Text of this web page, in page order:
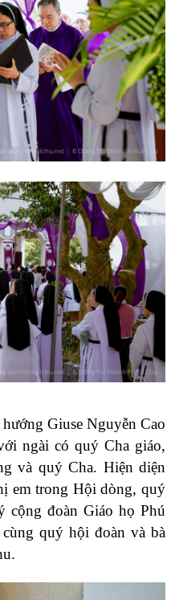
Giuse Nguyễn Cao
ngài có quý Cha giáo,
và quý Cha. Hiện diện
em trong Hội dòng, quý
cộng đoàn Giáo họ Phú
quý hội đoàn và bà